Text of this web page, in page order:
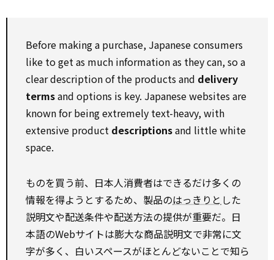
Before making a purchase, Japanese consumers
like to get as much information as they can, so a
clear description of the products and delivery
termsand options is key. Japanese websites are
known for being extremely text-heavy, with
extensive product descriptionsand little white
space.
ものを買う前、日本人消費者はできるだけ多くの
情報を得ようとするため、製品のはっきりと した
説明文や配送条件や配送方法の提供が重要だ。日
本語のWebサイトは膨大な商品説明文で非常に文
字が多く、白いスペースがほとんどないことで知ら